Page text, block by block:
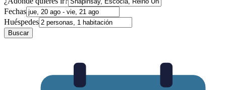
Fechas
Huéspedes
Buscar